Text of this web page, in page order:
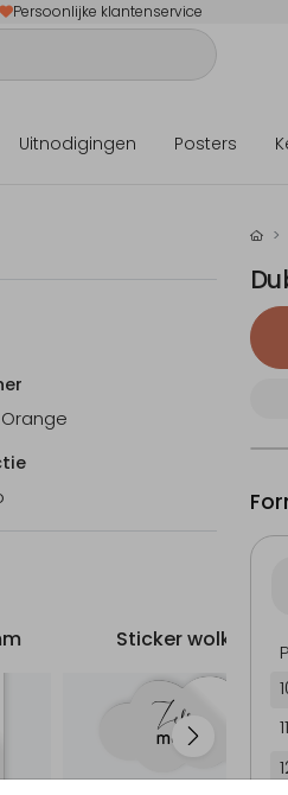
Persoonlijke klantenservice
Uitnodigingen Posters
Sticker wolkje